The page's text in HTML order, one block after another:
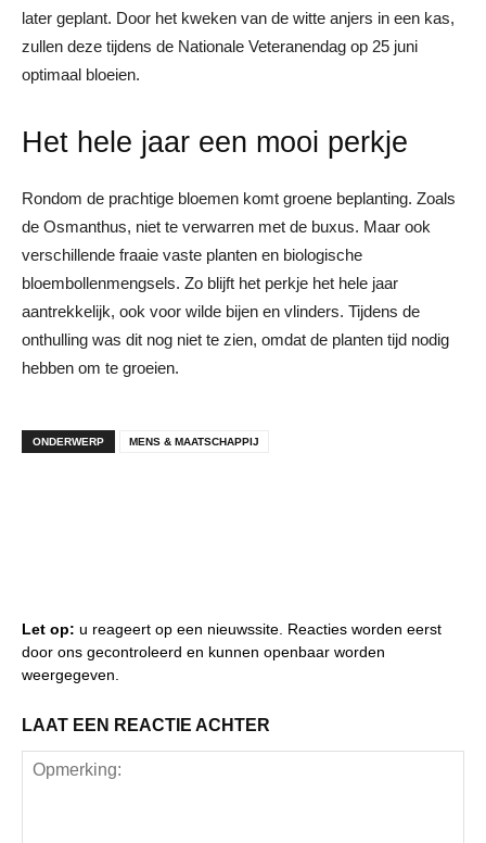
later geplant. Door het kweken van de witte anjers in een kas,
zullen deze tijdens de Nationale Veteranendag op 25 juni
optimaal bloeien.
Het hele jaar een mooi perkje
Rondom de prachtige bloemen komt groene beplanting. Zoals
de Osmanthus, niet te verwarren met de buxus. Maar ook
verschillende fraaie vaste planten en biologische
bloembollenmengsels. Zo blijft het perkje het hele jaar
aantrekkelijk, ook voor wilde bijen en vlinders. Tijdens de
onthulling was dit nog niet te zien, omdat de planten tijd nodig
hebben om te groeien.
ONDERWERP MENS & MAATSCHAPPIJ
Let op: u reageert op een nieuwssite. Reacties worden eerst
door ons gecontroleerd en kunnen openbaar worden
weergegeven.
LAAT EEN REACTIE ACHTER